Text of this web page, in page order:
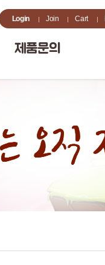
제품문의
Login Join Cart